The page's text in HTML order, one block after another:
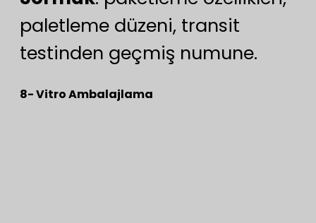
paletleme düzeni, transit
testinden geçmiş numune.
8- Vitro Ambalajlama